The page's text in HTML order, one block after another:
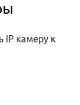
камеру к